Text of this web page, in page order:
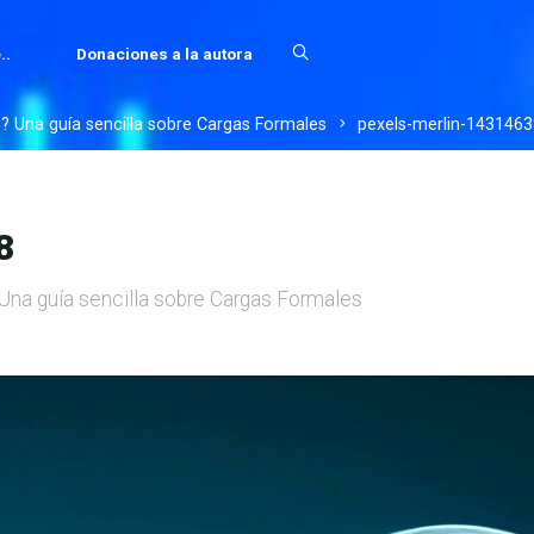
Donaciones a la autora
Una guía sencilla sobre Cargas Formales pexels-merlin-
guía sencilla sobre Cargas Formales